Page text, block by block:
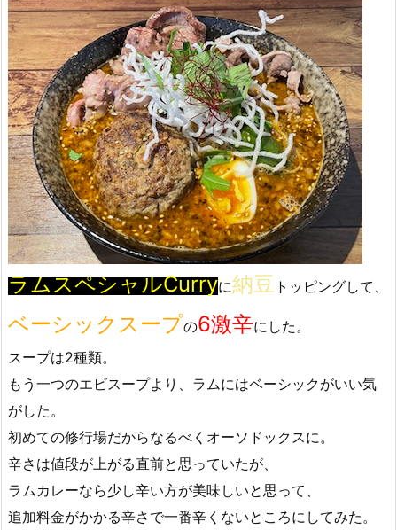
ラムスペシャルCurryに納豆 トッピングして、
ベーシックスープの6激辛にした。
スープは2種類。
もう一つのエビスープより、ラムにはベーシックがいい気
がした。
初めての修行場だからなるべくオーソドックスに。
辛さは値段が上がる直前と思っていたが、
ラムカレーなら少し辛い方が美味しいと思って、
追加料金がかかる辛さで一番辛くないところにしてみた。